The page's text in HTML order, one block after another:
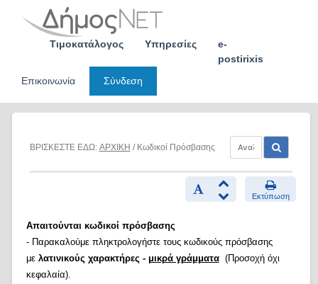
Τιμοκατάλογος Υπηρεσίες
e-
postirixis
Επικοινωνία
Σύνδεση
ΒΡΙΣΚΕΣΤΕ ΕΔΩ: ΑΡΧΙΚΗ / Κωδικοί Πρόσβασης
Εκτύπωση
Απαιτούνται κωδικοί πρόσβασης
- Παρακαλούμε πληκτρολογήστε τους κωδικούς πρόσβασης
με λατινικούς χαρακτήρες - μικρά γράμματα(Προσοχή όχι
κεφαλαία).